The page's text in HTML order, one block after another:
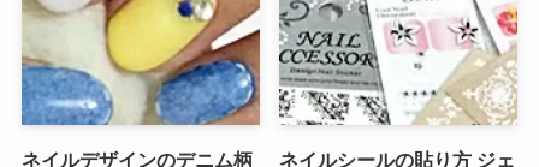
ネイルデザインのデニム柄
ネイルシールの貼り方 ジェ